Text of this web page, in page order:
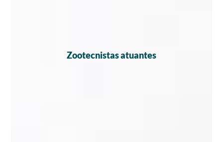
Zootecnistas atuantes